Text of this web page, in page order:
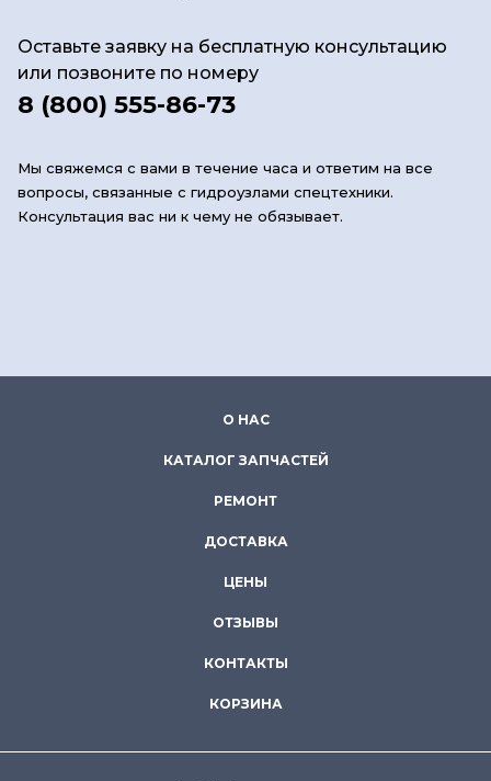
Оставьте заявку на бесплатную консультацию
или позвоните по номеру
8 (800) 555-86-73
Мы свяжемся с вами в течение часа и ответим на все
вопросы, связанные с гидроузлами спецтехники.
Консультация вас ни к чему не обязывает.
О НАС
КАТАЛОГ ЗАПЧАСТЕЙ
РЕМОНТ
ДОСТАВКА
ЦЕНЫ
ОТЗЫВЫ
КОНТАКТЫ
КОРЗИНА